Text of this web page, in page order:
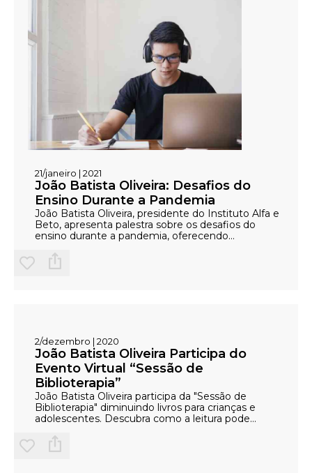
21/janeiro | 2021
João Batista Oliveira: Desafios do
Ensino Durante a Pandemia
João Batista Oliveira, presidente do Instituto Alfa e
Beto, apresenta palestra sobre os desafios do
ensino durante a pandemia, oferecendo
2/dezembro | 2020
João Batista Oliveira Participa do
Evento Virtual “Sessão de
Biblioterapia”
João Batista Oliveira participa da "Sessão de
Biblioterapia" diminuindo livros para crianças e
adolescentes. Descubra como a leitura pode